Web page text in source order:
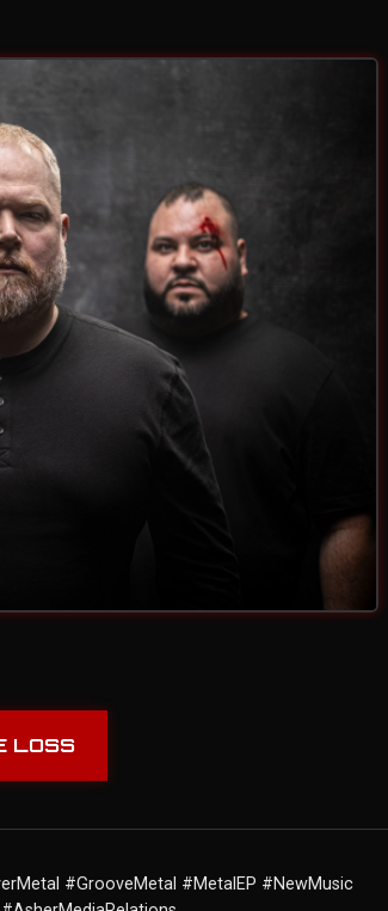
LOSS
#GrooveMetal #MetalEP #NewMusic